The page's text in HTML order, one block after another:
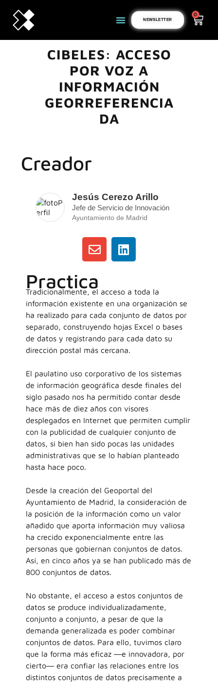
NEWSLETTER
0
CIBELES: ACCESO
POR VOZ A
INFORMACIÓN
GEORREFERENCIA
DA
Creador
Jesús Cerezo Arillo
Jefe de Servicio de Innovación
Ayuntamiento de Madrid
Practica
Tradicionalmente, el acceso a toda la
información existente en una organización se
ha realizado para cada conjunto de datos por
separado, construyendo hojas Excel o bases
de datos y registrando para cada dato su
dirección postal más cercana.
El paulatino uso corporativo de los sistemas
de información geográfica desde finales del
siglo pasado nos ha permitido contar desde
hace más de diez años con visores
desplegados en Internet que permiten cumplir
con la publicidad de cualquier conjunto de
datos, si bien han sido pocas las unidades
administrativas que se lo habían planteado
hasta hace poco.
Desde la creación del Geoportal del
Ayuntamiento de Madrid, la consideración de
la posición de la información como un valor
añadido que aporta información muy valiosa
ha crecido exponencialmente entre las
personas que gobiernan conjuntos de datos.
Así, en cinco años ya se han publicado más de
800 conjuntos de datos.
No obstante, el acceso a estos conjuntos de
datos se produce individualizadamente,
conjunto a conjunto, a pesar de que la
demanda generalizada es poder combinar
conjuntos de datos. Para ello, tuvimos claro
que la forma más eficaz ―e innovadora, por
cierto― era confiar las relaciones entre los
distintos conjuntos de datos precisamente a